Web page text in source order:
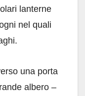
lanterne
nel quali
una porta
albero –